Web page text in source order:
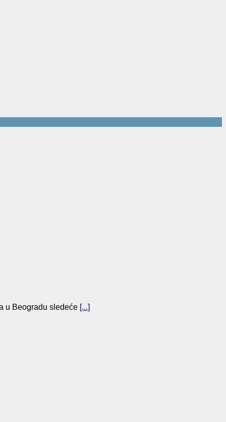
u Beogradu sledeće [...]